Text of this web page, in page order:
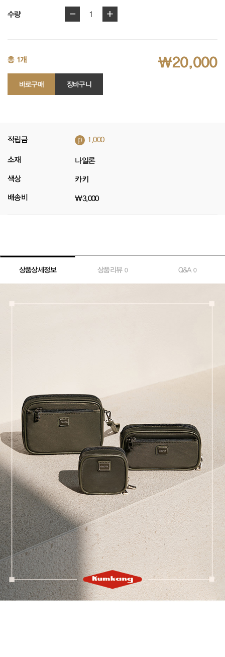
수량 - 1 +
총 1개 ₩20,000
바로구매 장바구니
적립금 p 1,000
소재 나일론
색상 카키
배송비 ₩3,000
상품상세정보 상품리뷰 0 Q&A0